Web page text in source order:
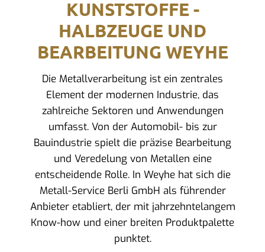
KUNSTSTOFFE -
HALBZEUGE UND
BEARBEITUNG WEYHE
Die Metallverarbeitung ist ein zentrales
Element der modernen Industrie, das
zahlreiche Sektoren und Anwendungen
umfasst. Von der Automobil- bis zur
Bauindustrie spielt die präzise Bearbeitung
und Veredelung von Metallen eine
entscheidende Rolle. In Weyhe hat sich die
Metall-Service Berli GmbH als führender
Anbieter etabliert, der mit jahrzehntelangem
Know-how und einer breiten Produktpalette
punktet.